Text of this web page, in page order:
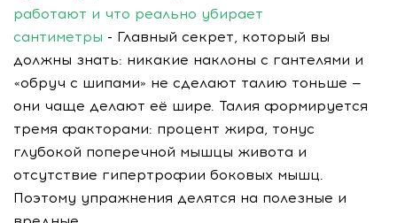
работают и что реально убирает
сантиметры - Главный секрет, который вы
должны знать: никакие наклоны с гантелями и
«обруч с шипами» не сделают талию тоньше —
они чаще делают её шире. Талия формируется
тремя факторами: процент жира, тонус
глубокой поперечной мышцы живота и
отсутствие гипертрофии боковых мышц.
Поэтому упражнения делятся на полезные и